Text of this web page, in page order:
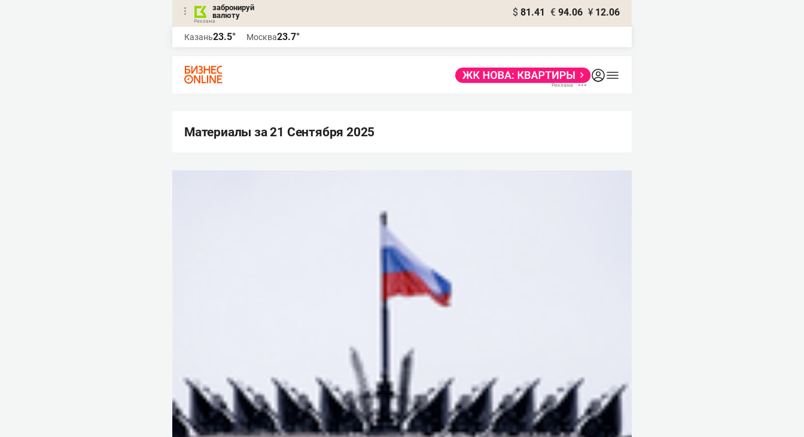
забронируй
валюту
$ 81.41 € 94.06 ¥ 12.06
Казань23.5° Москва23.7°
Материалы за 21 Сентября 2025